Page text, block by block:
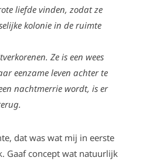
liefde vinden, zodat ze
kolonie in de ruimte
Ze is een wees
eenzame leven achter te
nachtmerrie wordt, is er
dat was wat mij in eerste
Gaaf concept wat natuurlijk